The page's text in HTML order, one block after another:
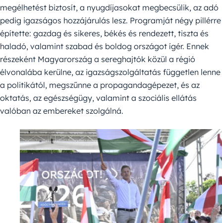
megélhetést biztosít, a nyugdíjasokat megbecsülik, az adó
pedig igazságos hozzájárulás lesz. Programját négy pillérre
építette: gazdag és sikeres, békés és rendezett, tiszta és
haladó, valamint szabad és boldog országot ígér. Ennek
részeként Magyarország a sereghajtók közül a régió
élvonalába kerülne, az igazságszolgáltatás független lenne
a politikától, megszűnne a propagandagépezet, és az
oktatás, az egészségügy, valamint a szociális ellátás
valóban az embereket szolgálná.